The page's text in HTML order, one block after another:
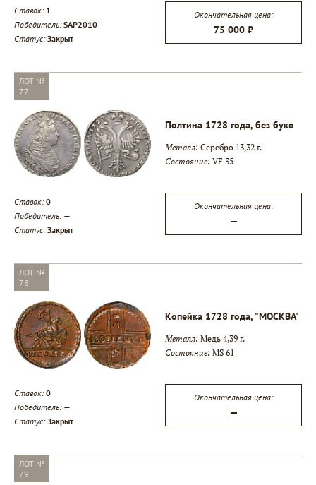
Ставок: 1
Победитель: SAP2010
Статус:Закрыт
Окончательная цена:
75 000 ₽
ЛОТ №
77
Полтина 1728 года, без букв
Металл: Серебро 13,32 г.
Состояние: VF 35
Ставок:0
Победитель: —
Статус:Закрыт
Окончательная цена:
—
ЛОТ №
78
Копейка 1728 года, "МОСКВА"
Металл: Медь 4,39 г.
Состояние: MS 61
Ставок:0
Победитель: —
Статус:Закрыт
Окончательная цена:
—
ЛОТ №
79